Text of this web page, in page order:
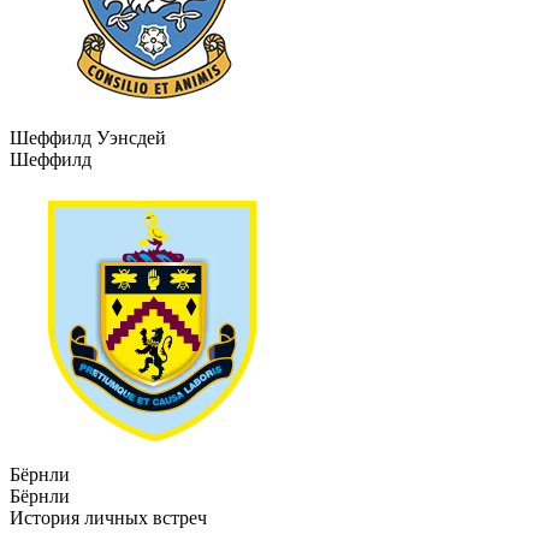
Шеффилд Уэнсдей
Шеффилд
Бёрнли
Бёрнли
История личных встреч